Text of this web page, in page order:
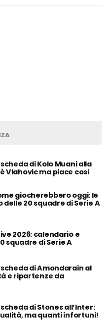
di Kolo Muani alla
Vlahovic ma piace così
giocherebbero oggi: le
20 squadre di Serie A
2026: calendario e
squadre di Serie A
di Amondarain al
e ripartenze da
di Stones all’Inter:
ma quanti infortuni!